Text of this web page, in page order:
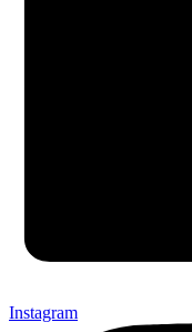
Instagram